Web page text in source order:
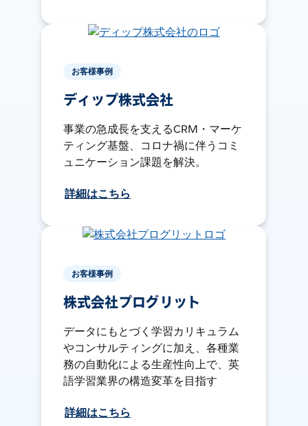
お客様事例
ディップ株式会社
事業の急成長を支えるCRM・マーケ
ティング基盤、コロナ禍に伴うコミ
ュニケーション課題を解決。
詳細はこちら
お客様事例
株式会社プログリット
データにもとづく学習カリキュラム
やコンサルティングに加え、各種業
務の自動化による生産性向上で、英
語学習業界の構造変革を目指す
詳細はこちら